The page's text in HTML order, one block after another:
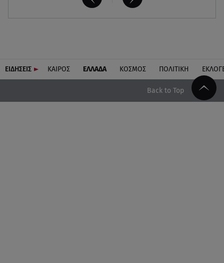
ΕΙΔΗΣΕΙΣ ΚΑΙΡΟΣ ΕΛΛΑΔΑ ΚΟΣΜΟΣ ΠΟΛΙΤΙΚΗ
Back to Top